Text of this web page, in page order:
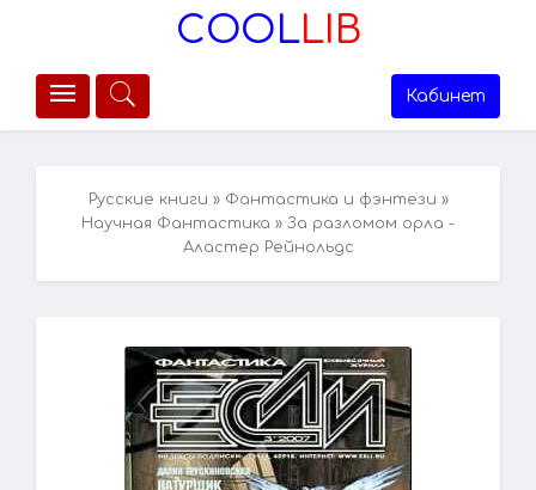
COOLLIB
Кабинет
Русские книги » Фантастика и фэнтези »
Научная Фантастика » За разломом орла -
Аластер Рейнольдс